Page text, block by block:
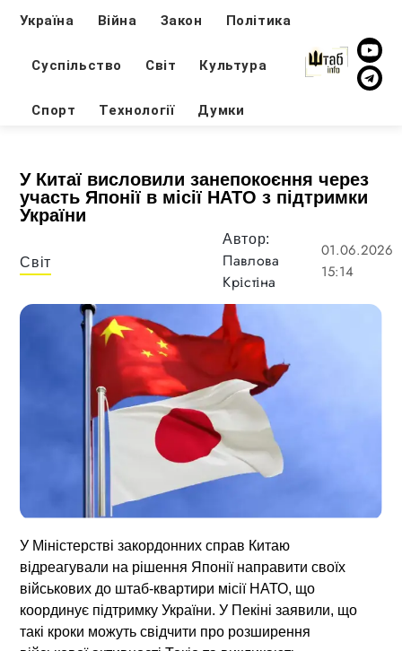
Україна Війна Закон Політика
Суспільство Світ Культура
Спорт Технології Думки
У Китаї висловили занепокоєння через
участь Японії в місії НАТО з підтримки
України
Світ
Автор:
Павлова
Крістіна
01.06.2026
15:14
У Міністерстві закордонних справ Китаю
відреагували на рішення Японії направити своїх
військових до штаб-квартири місії НАТО, що
координує підтримку України. У Пекіні заявили, що
такі кроки можуть свідчити про розширення